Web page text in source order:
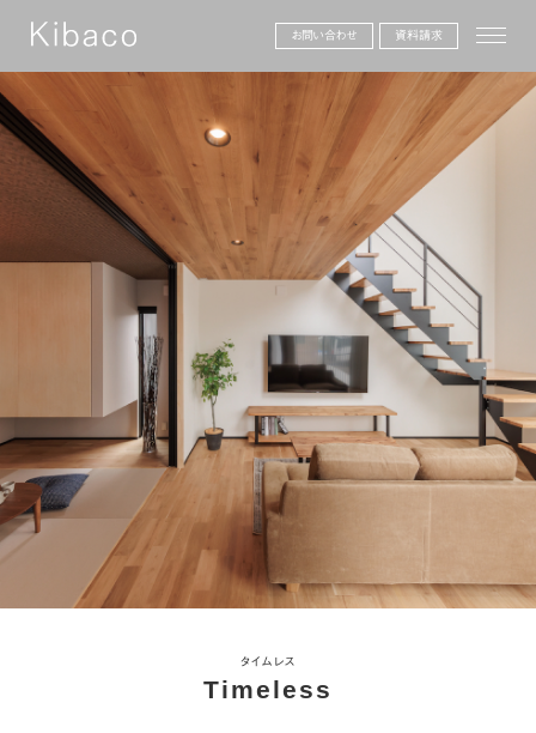
toggle
お問い合わせ 資料請求
タイムレス
Timeless